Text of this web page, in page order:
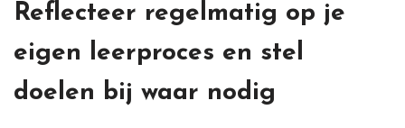
Reflecteer regelmatig op je
eigen leerproces en stel
doelen bij waar nodig